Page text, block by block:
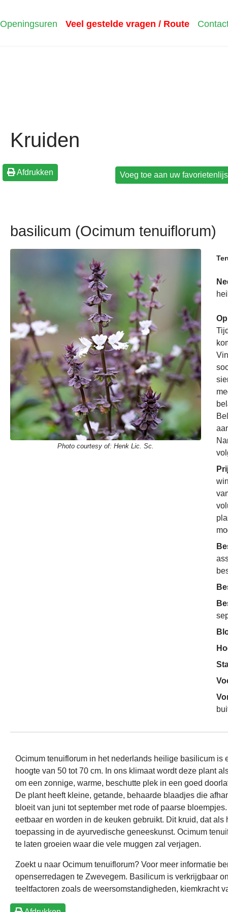
Openingsuren Veel gestelde vragen / Route
Kruiden
Afdrukken
basilicum (Ocimum tenuiflorum)
Photo courtesy of: Henk Lic. Sc.
Ocimum tenuiflorum in het nederlands heilige basilicum is
hoogte van 50 tot 70 cm. In ons klimaat wordt deze plant
om een zonnige, warme, beschutte plek in een goed
De plant heeft kleine, getande, behaarde blaadjes die
bloeit van juni tot september met rode of paarse
eetbaar en worden in de keuken gebruikt. Dit kruid, dat
toepassing in de ayurvedische geneeskunst. Ocimum
te laten groeien waar die vele muggen zal verjagen.
Zoekt u naar Ocimum tenuiflorum? Voor meer informatie
openserredagen te Zwevegem. Basilicum is verkrijgbaar
teeltfactoren zoals de weersomstandigheden, kiemkracht